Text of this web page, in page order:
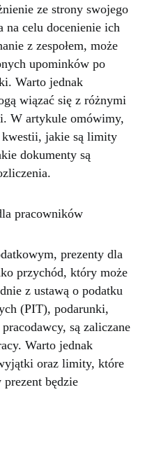
ze strony swojego
na celu docenienie ich
z zespołem, może
upominków po
Warto jednak
wiązać się z różnymi
W artykule omówimy,
jakie są limity
dokumenty są
pracowników
prezenty dla
przychód, który może
z ustawą o podatku
(PIT), podarunki,
są zaliczane
Warto jednak
oraz limity, które
prezent będzie